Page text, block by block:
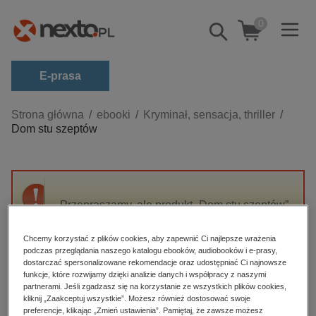
Pokaż/schowaj
wyszukiwarkę
0
E-prasa
Kategorie
Zobacz wszystkie E-prasa
budownictwo, aranżacja wnętrz
darmowe wydania
edukacja
hobby, sport, rozrywka
komputery, internet, technologie, informatyka
Strona główna ebooki
Kryminał, sensacja, thriller
Dom stu szeptów
Przepraszamy, ale produkt „Dom stu szeptów”
High-contrast mode
Polecane
Chcemy korzystać z plików cookies, aby zapewnić Ci najlepsze wrażenia
podczas przeglądania naszego katalogu ebooków, audiobooków i e-prasy,
dostarczać spersonalizowane rekomendacje oraz udostępniać Ci najnowsze
funkcje, które rozwijamy dzięki analizie danych i współpracy z naszymi
partnerami. Jeśli zgadzasz się na korzystanie ze wszystkich plików cookies,
kliknij „Zaakceptuj wszystkie”. Możesz również dostosować swoje
preferencje, klikając „Zmień ustawienia”. Pamiętaj, że zawsze możesz